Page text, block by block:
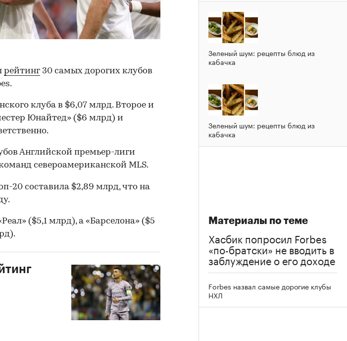
рейтинг 30 самых дорогих клубов
клуба в $6,07 млрд. Второе и
Юнайтед» ($6 млрд) и
Английской премьер-лиги
североамериканской MLS.
20 составила $2,89 млрд, что на
($5,1 млрд), а «Барселона» ($5
Зеленый шум: рецепты блюд из
кабачка
Зеленый шум: рецепты блюд из
кабачка
Материалы по теме
Хасбик попросил Forbes
«по-братски» не вводить в
заблуждение о его доходе
Forbes назвал самые дорогие клубы
НХЛ